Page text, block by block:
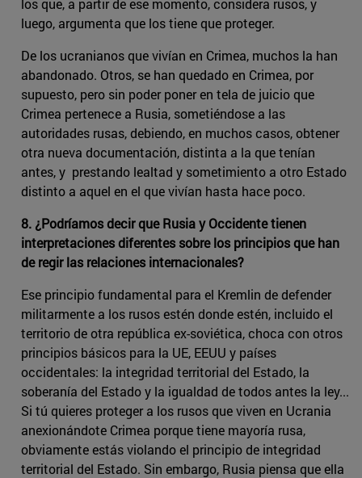
los que, a partir de ese momento, considera rusos, y
luego, argumenta que los tiene que proteger.
De los ucranianos que vivían en Crimea, muchos la han
abandonado. Otros, se han quedado en Crimea, por
supuesto, pero sin poder poner en tela de juicio que
Crimea pertenece a Rusia, sometiéndose a las
autoridades rusas, debiendo, en muchos casos, obtener
otra nueva documentación, distinta a la que tenían
antes, y prestando lealtad y sometimiento a otro Estado
distinto a aquel en el que vivían hasta hace poco.
8. ¿Podríamos decir que Rusia y Occidente tienen
interpretaciones diferentes sobre los principios que han
de regir las relaciones internacionales?
Ese principio fundamental para el Kremlin de defender
militarmente a los rusos estén donde estén, incluido el
territorio de otra república ex-soviética, choca con otros
principios básicos para la UE, EEUU y países
occidentales: la integridad territorial del Estado, la
soberanía del Estado y la igualdad de todos antes la ley...
Si tú quieres proteger a los rusos que viven en Ucrania
anexionándote Crimea porque tiene mayoría rusa,
obviamente estás violando el principio de integridad
territorial del Estado. Sin embargo, Rusia piensa que ella